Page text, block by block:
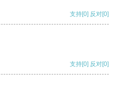
支持[0] 反对[0]
支持[0] 反对[0]